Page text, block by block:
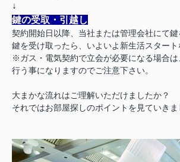
↓
鍵の受取・引越し
契約開始日以降、当社または管理会社にて鍵
鍵を受け取ったら、いよいよ新生活スタート
※ガス・電気契約で立会が必要になる場合
行う事になりますのでご注意下さい。
大まかな流れはご理解いただけましたか？
それではお部屋探しのポイントを見ていきま